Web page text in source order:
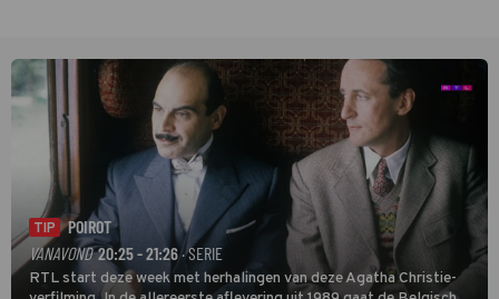
TIP
POIROT
VANAVOND 20:25 - 21:26 · SERIE
RTL start deze week met herhalingen van deze Agatha Christie-